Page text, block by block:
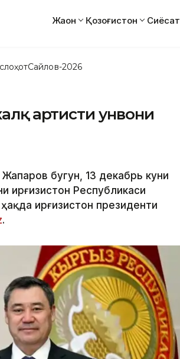
Жаҳон Қозоғистон Сиёсат
Сайлов-2026
артисти унвони
Жапаров бугун, 13 декабрь куни
Республикаси
Қирғизистон президенти
.